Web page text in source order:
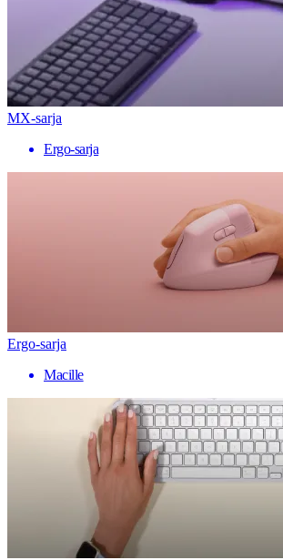
MX-sarja
Ergo-sarja
Ergo-sarja
Macille